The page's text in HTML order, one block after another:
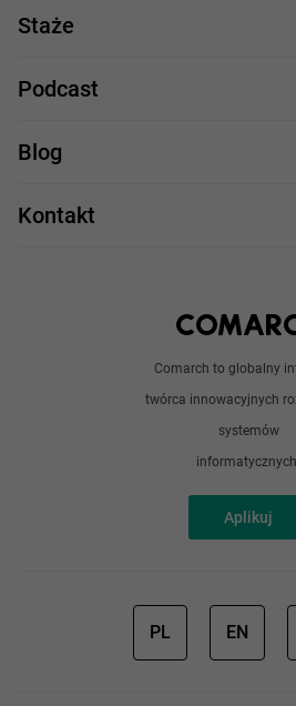
Comarch to globalny
twórca innowacyjnych
systemów
Aplikuj
Profile zawodowe
Formularz aplikacyjny
.NET
C++
Doświadczeni programiści
Staże
Staże IT
Podcast
Comarch Careers
Blog
Praca w IT
Kontakt
PL EN